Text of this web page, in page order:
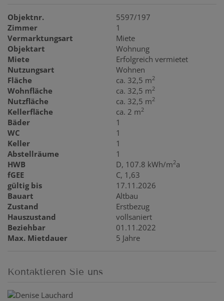
Objektnr.
5597/197
Zimmer
1
Vermarktungsart
Miete
Objektart
Wohnung
Miete
Erfolgreich vermietet
Nutzungsart
Wohnen
Fläche
ca. 32,5 m2
Wohnfläche ca. 32,5 m2
Nutzfläche ca. 32,5 m2
Kellerfläche ca. 2 m2
Bäder
1
WC
1
Keller
1
Abstellräume
1
HWB
D, 107.8 kWh/m2a
fGEE
C, 1,63
gültig bis
17.11.2026
Bauart
Altbau
Zustand
Erstbezug
Hauszustand
vollsaniert
Beziehbar
01.11.2022
Max. Mietdauer
5 Jahre
Kontaktieren Sie uns